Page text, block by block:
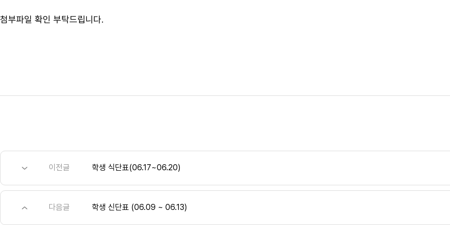
첨부파일 확인 부탁드립니다.
이전글 학생 식단표(06.17~06.20)
다음글 학생 신단표 (06.09 ~ 06.13)